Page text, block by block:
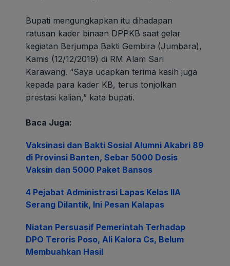
Bupati mengungkapkan itu dihadapan
ratusan kader binaan DPPKB saat gelar
kegiatan Berjumpa Bakti Gembira (Jumbara),
Kamis (12/12/2019) di RM Alam Sari
Karawang. “Saya ucapkan terima kasih juga
kepada para kader KB, terus tonjolkan
prestasi kalian,” kata bupati.
Baca Juga:
Vaksinasi dan Bakti Sosial Alumni Akabri 89
di Provinsi Banten, Sebar 5000 Dosis
Vaksin dan 5000 Paket Bansos
4 Pejabat Administrasi Lapas Kelas IIA
Serang Dilantik, Ini Pesan Kalapas
Niatan Persuasif Pemerintah Terhadap
DPO Teroris Poso, Ali Kalora Cs, Belum
Membuahkan Hasil